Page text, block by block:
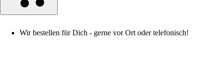
Wir bestellen für Dich - gerne vor Ort oder telefonisch!